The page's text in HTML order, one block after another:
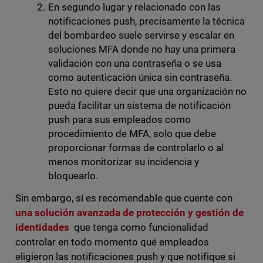
En segundo lugar y relacionado con las
notificaciones push, precisamente la técnica
del bombardeo suele servirse y escalar en
soluciones MFA donde no hay una primera
validación con una contraseña o se usa
como autenticación única sin contraseña.
Esto no quiere decir que una organización no
pueda facilitar un sistema de notificación
push para sus empleados como
procedimiento de MFA, solo que debe
proporcionar formas de controlarlo o al
menos monitorizar su incidencia y
bloquearlo.
Sin embargo, sí es recomendable que cuente con
una solución avanzada de protección y gestión de
identidades que tenga como funcionalidad
controlar en todo momento qué empleados
eligieron las notificaciones push y que notifique si